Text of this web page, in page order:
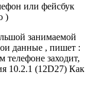
или фейсбук
)
занимаемой
данные , пишет :
заходит,
10.2.1 (12D27) Как